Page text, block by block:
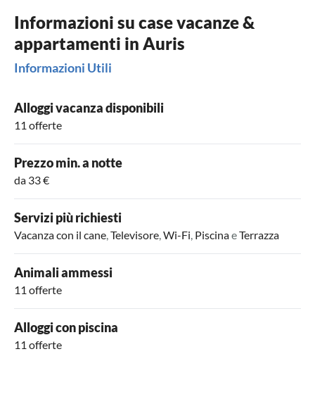
Informazioni su case vacanze &
appartamenti in Auris
Informazioni Utili
Alloggi vacanza disponibili
11 offerte
Prezzo min. a notte
da 33 €
Servizi più richiesti
Vacanza con il cane Televisore Wi-Fi PiscinaeTerrazza
Animali ammessi
11 offerte
Alloggi con piscina
11 offerte